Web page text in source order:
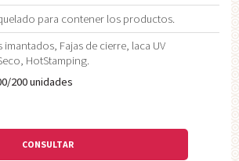
para contener los productos.
imantados, Fajas de cierre, laca UV
HotStamping.
200 unidades
CONSULTAR